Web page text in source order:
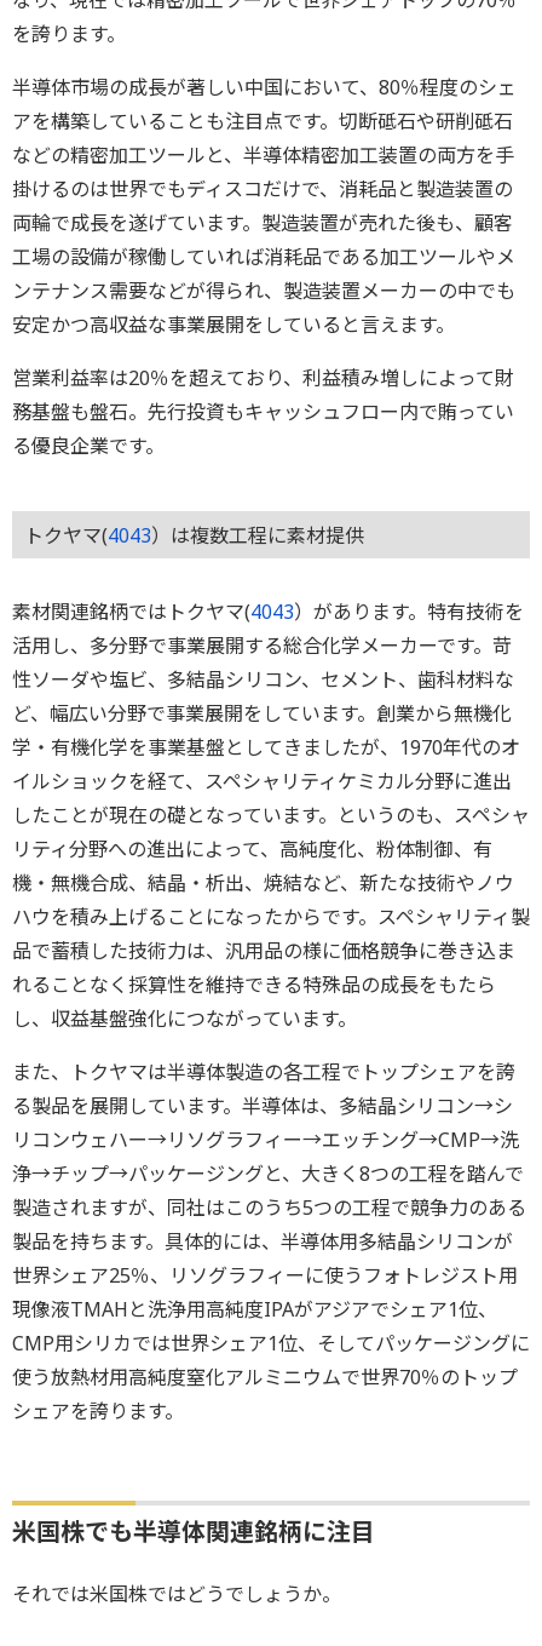
を誇ります。
半導体市場の成長が著しい中国において、80％程度のシェ
アを構築していることも注目点です。切断砥石や研削砥石
などの精密加工ツールと、半導体精密加工装置の両方を手
掛けるのは世界でもディスコだけで、消耗品と製造装置の
両輪で成長を遂げています。製造装置が売れた後も、顧客
工場の設備が稼働していれば消耗品である加工ツールやメ
ンテナンス需要などが得られ、製造装置メーカーの中でも
安定かつ高収益な事業展開をしていると言えます。
営業利益率は20％を超えており、利益積み増しによって財
務基盤も盤石。先行投資もキャッシュフロー内で賄ってい
る優良企業です。
トクヤマ(4043）は複数工程に素材提供
素材関連銘柄ではトクヤマ(4043）があります。特有技術を
活用し、多分野で事業展開する総合化学メーカーです。苛
性ソーダや塩ビ、多結晶シリコン、セメント、歯科材料な
ど、幅広い分野で事業展開をしています。創業から無機化
学・有機化学を事業基盤としてきましたが、1970年代のオ
イルショックを経て、スペシャリティケミカル分野に進出
したことが現在の礎となっています。というのも、スペシャ
リティ分野への進出によって、高純度化、粉体制御、有
機・無機合成、結晶・析出、焼結など、新たな技術やノウ
ハウを積み上げることになったからです。スペシャリティ製
品で蓄積した技術力は、汎用品の様に価格競争に巻き込ま
れることなく採算性を維持できる特殊品の成長をもたら
し、収益基盤強化につながっています。
また、トクヤマは半導体製造の各工程でトップシェアを誇
る製品を展開しています。半導体は、多結晶シリコン→シ
リコンウェハー→リソグラフィー→エッチング→CMP→洗
浄→チップ→パッケージングと、大きく8つの工程を踏んで
製造されますが、同社はこのうち5つの工程で競争力のある
製品を持ちます。具体的には、半導体用多結晶シリコンが
世界シェア25％、リソグラフィーに使うフォトレジスト用
現像液TMAHと洗浄用高純度IPAがアジアでシェア1位、
CMP用シリカでは世界シェア1位、そしてパッケージングに
使う放熱材用高純度窒化アルミニウムで世界70％のトップ
シェアを誇ります。
米国株でも半導体関連銘柄に注目
それでは米国株ではどうでしょうか。